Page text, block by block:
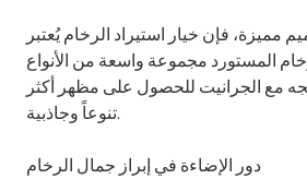
مميزة، فإن خيار استيراد الرخام يُعتبر
المستورد مجموعة واسعة من الأنواع
مع الجرانيت للحصول على مظهر أكثر
تنوعاً وجاذبية.
دور الإضاءة في إبراز جمال الرخام